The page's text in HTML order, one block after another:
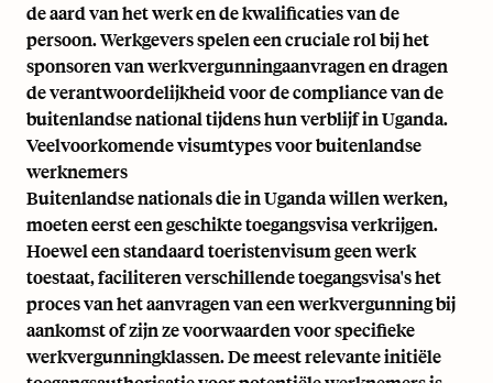
de aard van het werk en de kwalificaties van de
persoon. Werkgevers spelen een cruciale rol bij het
sponsoren van werkvergunningaanvragen en dragen
de verantwoordelijkheid voor de compliance van de
buitenlandse national tijdens hun verblijf in Uganda.
Veelvoorkomende visumtypes voor buitenlandse
werknemers
Buitenlandse nationals die in Uganda willen werken,
moeten eerst een geschikte toegangsvisa verkrijgen.
Hoewel een standaard toeristenvisum geen werk
toestaat, faciliteren verschillende toegangsvisa's het
proces van het aanvragen van een werkvergunning bij
aankomst of zijn ze voorwaarden voor specifieke
werkvergunningklassen. De meest relevante initiële